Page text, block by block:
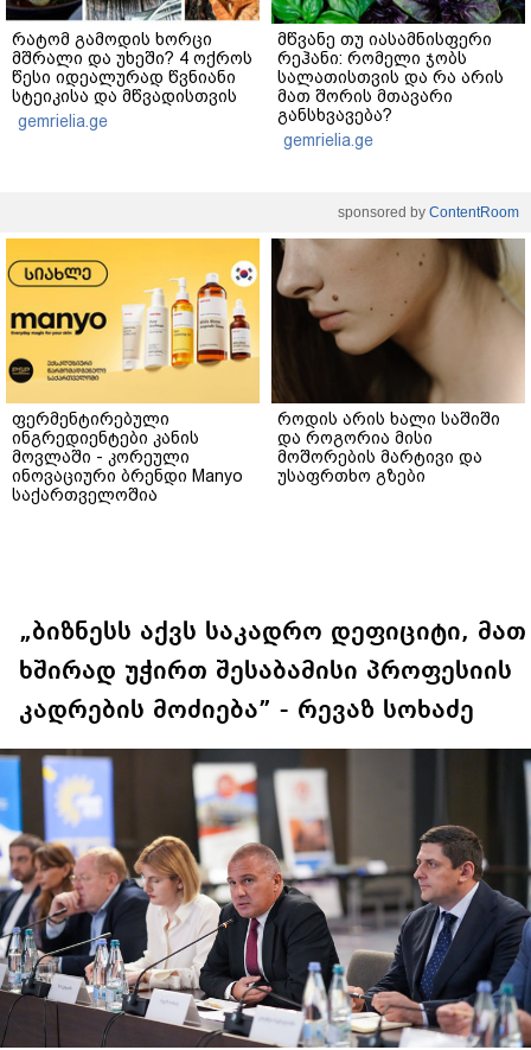
რატომ გამოდის ხორცი
მშრალი და უხეში? 4 ოქროს
წესი იდეალურად წვნიანი
სტეიკისა და მწვადისთვის
gemrielia.ge
მწვანე თუ იასამნისფერი
რეჰანი: რომელი ჯობს
სალათისთვის და რა არის
მათ შორის მთავარი
განსხვავება?
gemrielia.ge
sponsored by ContentRoom
ფერმენტირებული
ინგრედიენტები კანის
მოვლაში - კორეული
ინოვაციური ბრენდი Manyo
საქართველოშია
როდის არის ხალი საშიში
და როგორია მისი
მოშორების მარტივი და
უსაფრთხო გზები
„ბიზნესს აქვს საკადრო დეფიციტი, მათ
ხშირად უჭირთ შესაბამისი პროფესიის
კადრების მოძიება” - რევაზ სოხაძე